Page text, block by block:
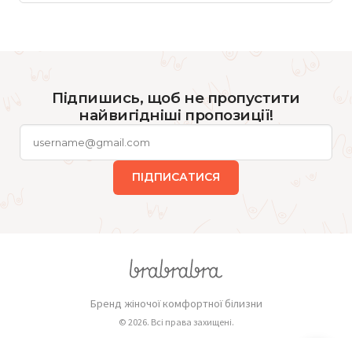
Підпишись, щоб не пропустити
найвигідніші пропозиції!
ПІДПИСАТИСЯ
Бренд жіночої комфортної білизни
© 2026. Всі права захищені.